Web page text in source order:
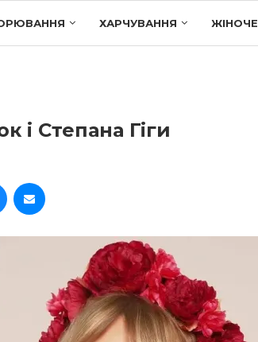
ХАРЧУВАННЯ ЖІНОЧЕ
і Степана Гіги